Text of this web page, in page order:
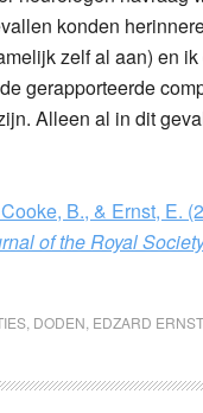
konden
zelf al aan) en
gerapporteerde
Alleen al in dit
B., & Ernst, E.
of the Royal
DODEN EDZARD ERNST